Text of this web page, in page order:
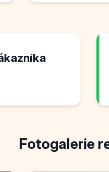
Fotogalerie